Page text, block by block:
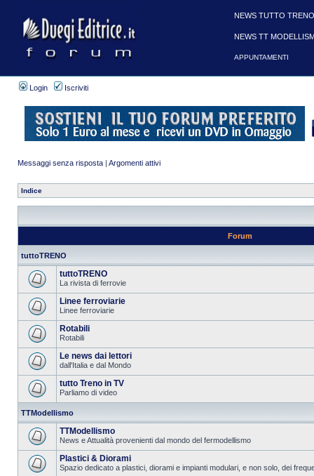
Login Iscriviti
Messaggi senza risposta | Argomenti attivi
Indice
Forum
tuttoTRENO
tuttoTRENO
La rivista di ferrovie
Linee ferroviarie
Linee ferroviarie
Rotabili
Rotabili
Le news dai lettori
dall'Italia e dal Mondo
tutto Treno in TV
Parliamo di video
TTModellismo
TTModellismo
News e Attualità provenienti dal mondo del fermodellismo
Plastici & Diorami
Spazio dedicato a plastici, diorami e impianti modulari, e non solo, dei
NEWS TUTTO
NEWS TT
APPUNTAMENTI